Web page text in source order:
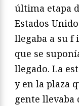
última etapa
Estados
llegaba a su f
que se
llegado. La
y en la plaza
gente llevaba